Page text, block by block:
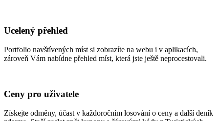
Ucelený přehled
Portfolio navštívených míst si zobrazíte na webu i v aplikacích,
zároveň Vám nabídne přehled míst, která jste ještě neprocestovali.
Ceny pro uživatele
Získejte odměny, účast v každoročním losování o ceny a další deník